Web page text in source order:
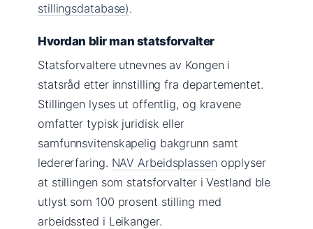
stillingsdatabase).
Hvordan blir man statsforvalter
Statsforvaltere utnevnes av Kongen i
statsråd etter innstilling fra departementet.
Stillingen lyses ut offentlig, og kravene
omfatter typisk juridisk eller
samfunnsvitenskapelig bakgrunn samt
ledererfaring. NAV Arbeidsplassen opplyser
at stillingen som statsforvalter i Vestland ble
utlyst som 100 prosent stilling med
arbeidssted i Leikanger.